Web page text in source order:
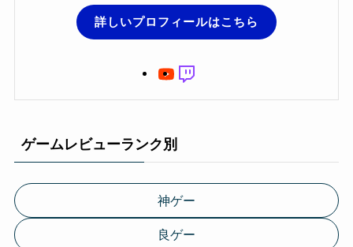
詳しいプロフィールはこちら
ゲームレビューランク別
神ゲー
良ゲー